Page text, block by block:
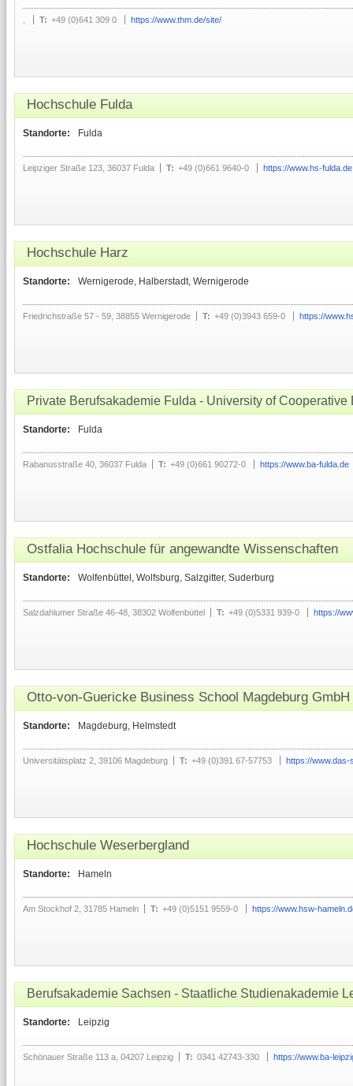
T: +49 (0)641 309 0 https://www.thm.de/site/
Hochschule Fulda
Standorte: Fulda
Leipziger Straße 123, 36037 Fulda T: +49 (0)661 9640-0 https://www.hs-fulda.de
Hochschule Harz
Standorte: Wernigerode, Halberstadt, Wernigerode
Friedrichstraße 57 - 59, 38855 Wernigerode T: +49 (0)3943 659-0 https://
Private Berufsakademie Fulda - University of Cooperative
Standorte: Fulda
Rabanusstraße 40, 36037 Fulda T: +49 (0)661 90272-0 https://www.ba-fulda.de
Ostfalia Hochschule für angewandte Wissenschaften
Standorte: Wolfenbüttel, Wolfsburg, Salzgitter, Suderburg
Salzdahlumer Straße 46-48, 38302 Wolfenbüttel T: +49 (0)5331 939-0 https://
Otto-von-Guericke Business School Magdeburg GmbH
Standorte: Magdeburg, Helmstedt
Universitätsplatz 2, 39106 Magdeburg T: +49 (0)391 67-57753 https://www.das-
Hochschule Weserbergland
Standorte: Hameln
Am Stockhof 2, 31785 Hameln T: +49 (0)5151 9559-0 https://www.hsw-
Berufsakademie Sachsen - Staatliche Studienakademie
Standorte: Leipzig
Schönauer Straße 113 a, 04207 Leipzig T: 0341 42743-330 https://www.ba-